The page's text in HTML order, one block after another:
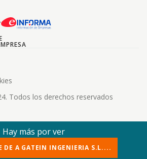
Todos los derechos reservados
Hay más por ver
DE A GATEIN INGENIERIA S.L....